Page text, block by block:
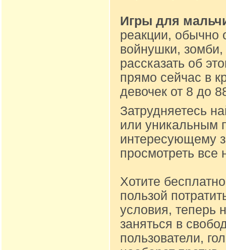
Игры для
реакции, обычно
войнушки, зомби,
рассказать об
прямо сейчас в
девочек от 8 до
Затрудняетесь
или уникальным
интересующему
просмотреть все
Хотите
пользой
условия, теперь
заняться в
пользователи,